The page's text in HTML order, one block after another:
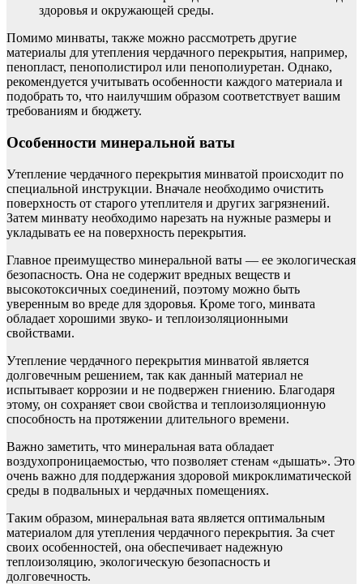
здоровья и окружающей среды.
Помимо минваты, также можно рассмотреть другие
материалы для утепления чердачного перекрытия, например,
пенопласт, пенополистирол или пенополиуретан. Однако,
рекомендуется учитывать особенности каждого материала и
подобрать то, что наилучшим образом соответствует вашим
требованиям и бюджету.
Особенности минеральной ваты
Утепление чердачного перекрытия минватой происходит по
специальной инструкции. Вначале необходимо очистить
поверхность от старого утеплителя и других загрязнений.
Затем минвату необходимо нарезать на нужные размеры и
укладывать ее на поверхность перекрытия.
Главное преимущество минеральной ваты — ее экологическая
безопасность. Она не содержит вредных веществ и
высокотоксичных соединений, поэтому можно быть
уверенным во вреде для здоровья. Кроме того, минвата
обладает хорошими звуко- и теплоизоляционными
свойствами.
Утепление чердачного перекрытия минватой является
долговечным решением, так как данный материал не
испытывает коррозии и не подвержен гниению. Благодаря
этому, он сохраняет свои свойства и теплоизоляционную
способность на протяжении длительного времени.
Важно заметить, что минеральная вата обладает
воздухопроницаемостью, что позволяет стенам «дышать». Это
очень важно для поддержания здоровой микроклиматической
среды в подвальных и чердачных помещениях.
Таким образом, минеральная вата является оптимальным
материалом для утепления чердачного перекрытия. За счет
своих особенностей, она обеспечивает надежную
теплоизоляцию, экологическую безопасность и
долговечность.